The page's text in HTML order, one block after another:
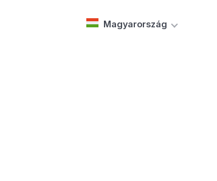
Magyarország